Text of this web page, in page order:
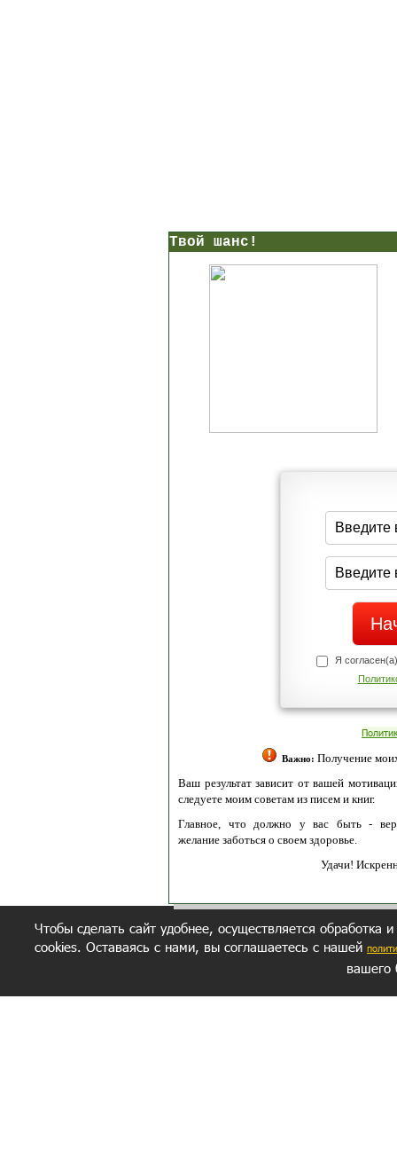
Твой шанс!
Я
Важно: Получение
Ваш результат зависит от вашей
следуете моим советам из писем и книг.
Главное, что должно у вас быть -
желание заботься о своем здоровье.
Удачи!
Чтобы сделать сайт удобнее, осуществляется обработка
cookies. Оставаясь с нами, вы соглашаетесь с нашей
вашего